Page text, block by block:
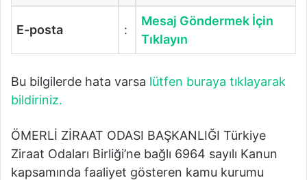
E-posta :
Mesaj Göndermek İçin
Tıklayın
Bu bilgilerde hata varsa lütfen buraya tıklayarak
bildiriniz.
ÖMERLİ ZİRAAT ODASI BAŞKANLIĞI Türkiye
Ziraat Odaları Birliği’ne bağlı 6964 sayılı Kanun
kapsamında faaliyet gösteren kamu kurumu